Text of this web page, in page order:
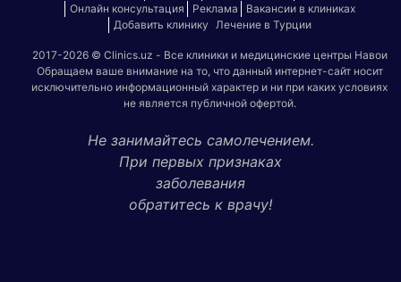
Онлайн консультация
Реклама
Вакансии в клиниках
Добавить клинику
Лечение в Турции
2017-2026 © Clinics.uz - Все клиники и медицинские центры Навои
Обращаем ваше внимание на то, что данный интернет-сайт носит
исключительно информационный характер и ни при каких условиях
не является публичной офертой.
Не занимайтесь самолечением.
При первых признаках
заболевания
обратитесь к врачу!